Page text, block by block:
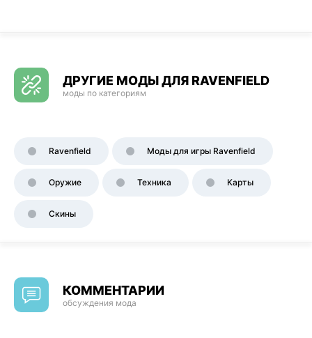
ДРУГИЕ МОДЫ ДЛЯ RAVENFIELD
моды по категориям
Ravenfield Моды для игры Ravenfield
Оружие Техника Карты
Скины
КОММЕНТАРИИ
обсуждения мода